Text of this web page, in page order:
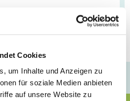
Cookies
um Inhalte und Anzeigen zu
für soziale Medien anbieten
auf unsere Website zu
18. September 2026 gibt
textile Produktion von der
Fläche.